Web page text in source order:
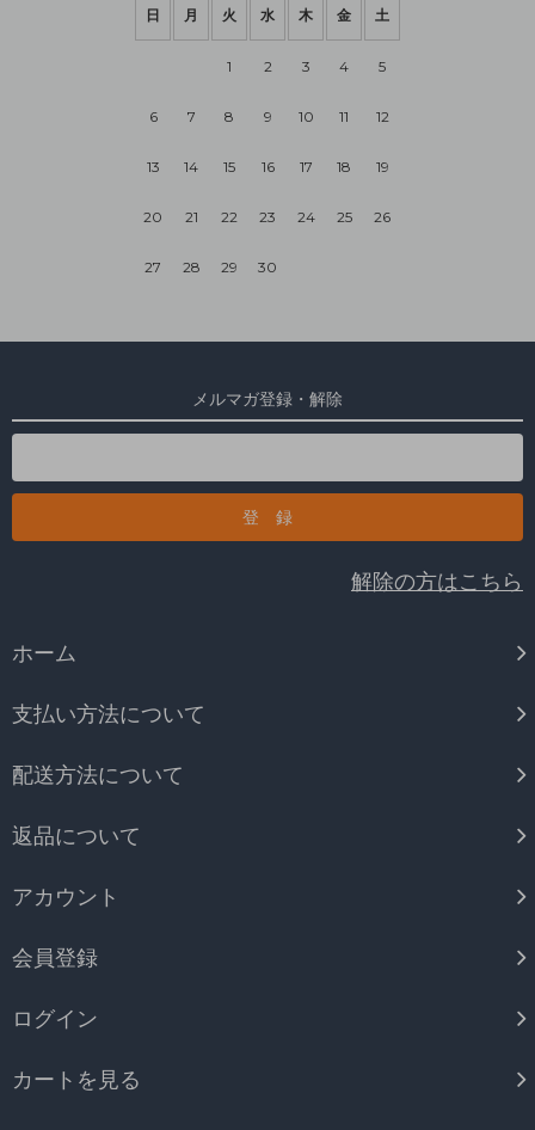
日 月 火 水 木 金 土
1 2 3 4 5
6 7 8 9 10 11 12
13 14 15 16 17 18 19
20 21 22 23 24 25 26
27 28 29 30
メルマガ登録・解除
解除の方はこちら
ホーム
支払い方法について
配送方法について
返品について
アカウント
会員登録
ログイン
カートを見る